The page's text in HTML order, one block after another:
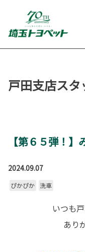
戸田支店ス
【第６５弾！
2024.09.07
ぴかぴか 洗車
いつも
あり